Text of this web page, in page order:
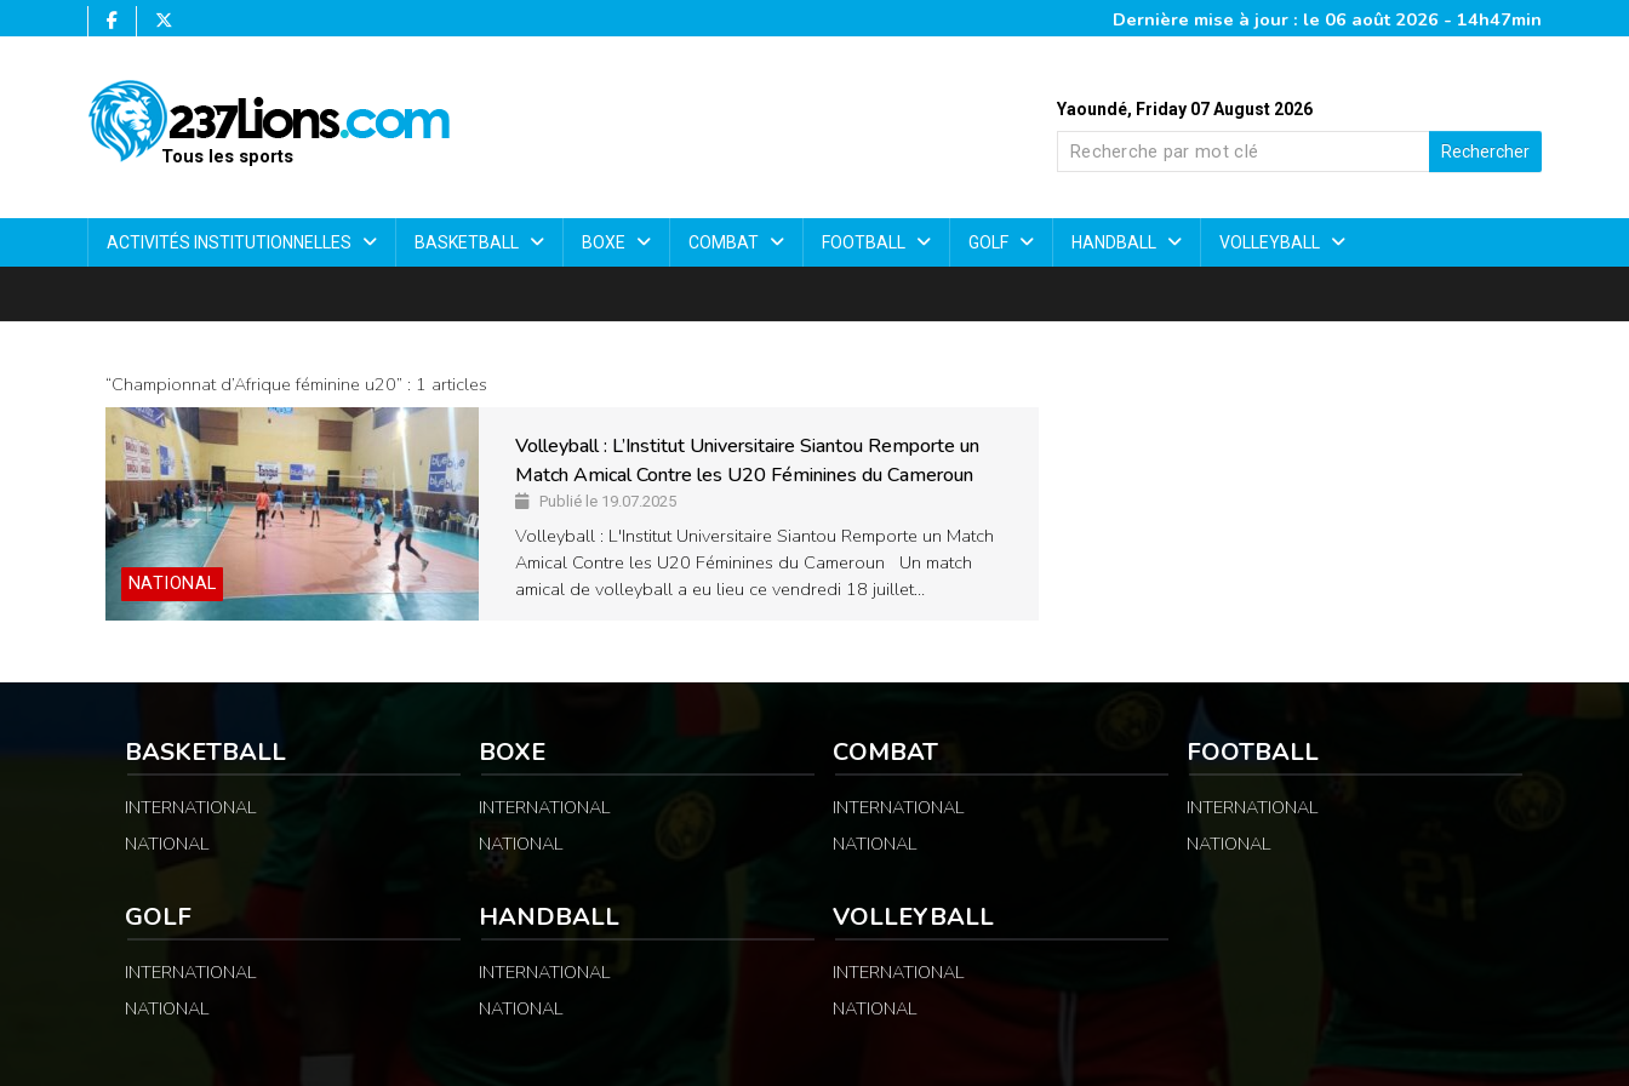
Dernière mise à jour : le 06 août 2026 - 14h47min
Yaoundé, Friday 07 August 2026
Rechercher
Tous les sports
ACTIVITÉS INSTITUTIONNELLES BASKETBALL BOXE COMBAT FOOTBALL GOLF HANDBALL VOLLEYBALL
“Championnat d’Afrique féminine u20” : 1 articles
NATIONAL
Volleyball : L’Institut Universitaire Siantou Remporte un
Match Amical Contre les U20 Féminines du Cameroun
Publié le 19.07.2025
Volleyball : L'Institut Universitaire Siantou Remporte un Match
Amical Contre les U20 Féminines du Cameroun Un match
amical de volleyball a eu lieu ce vendredi 18 juillet…
BASKETBALL
INTERNATIONAL
NATIONAL
BOXE
INTERNATIONAL
NATIONAL
COMBAT
INTERNATIONAL
NATIONAL
FOOTBALL
INTERNATIONAL
NATIONAL
GOLF
INTERNATIONAL
NATIONAL
HANDBALL
INTERNATIONAL
NATIONAL
VOLLEYBALL
INTERNATIONAL
NATIONAL